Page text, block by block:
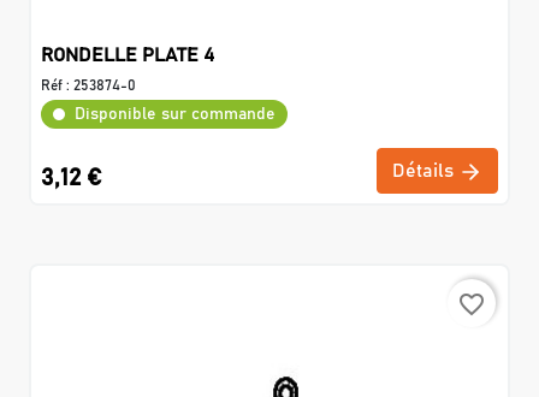
RONDELLE PLATE 4
Réf : 253874-0
Disponible sur commande
3,12 € Détails
favorite_border